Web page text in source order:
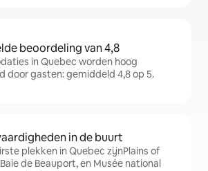
beoordeling van 4,8
in Quebec worden hoog
door gasten: gemiddeld 4,8 op 5.
in de buurt
plekken in Quebec zijnPlains of
de Beauport, en Musée national